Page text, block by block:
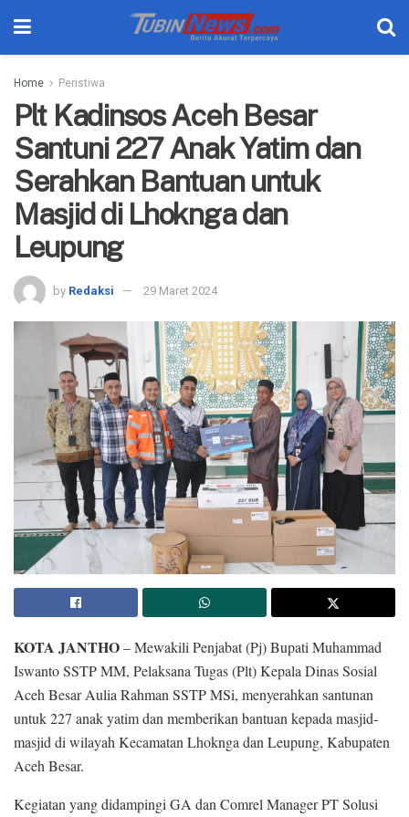
Home Peristiwa
Plt Kadinsos Aceh Besar
Santuni 227 Anak Yatim dan
Serahkan Bantuan untuk
Masjid di Lhoknga dan
Leupung
by Redaksi 29 Maret 2024
KOTA JANTHO– Mewakili Penjabat (Pj) Bupati Muhammad
Iswanto SSTP MM, Pelaksana Tugas (Plt) Kepala Dinas Sosial
Aceh Besar Aulia Rahman SSTP MSi, menyerahkan santunan
untuk 227 anak yatim dan memberikan bantuan kepada masjid-
masjid di wilayah Kecamatan Lhoknga dan Leupung, Kabupaten
Aceh Besar.
Kegiatan yang didampingi GA dan Comrel Manager PT Solusi